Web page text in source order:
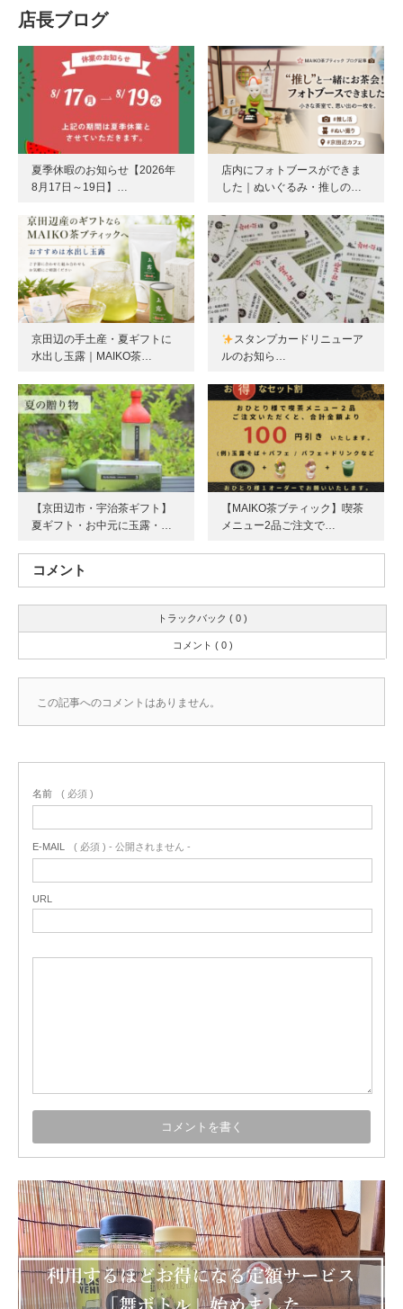
店長ブログ
夏季休暇のお知らせ【2026年
8月17日～19日】…
店内にフォトブースができま
した｜ぬいぐるみ・推しの…
京田辺の手土産・夏ギフトに
水出し玉露｜MAIKO茶…
スタンプカードリニューア
ルのお知ら…
【京田辺市・宇治茶ギフト】
夏ギフト・お中元に玉露・…
【MAIKO茶ブティック】喫茶
メニュー2品ご注文で…
コメント
トラックバック ( 0 )
コメント ( 0 )
この記事へのコメントはありません。
名前 ( 必須 )
E-MAIL ( 必須 ) - 公開されません -
URL